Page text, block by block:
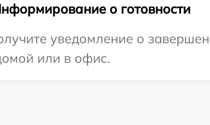
о готовности
уведомление о
или в офис.